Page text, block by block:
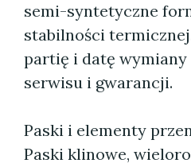
semi-syntetyczne
stabilności
partię i datę
serwisu i gwarancji.
Paski i elementy
Paski klinowe,